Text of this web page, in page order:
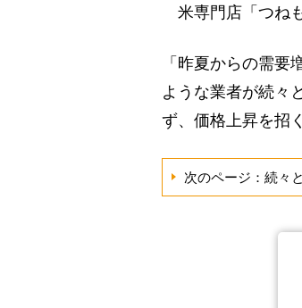
米専門店「つね
「昨夏からの需要
ような業者が続々
ず、価格上昇を招
次のページ：続々